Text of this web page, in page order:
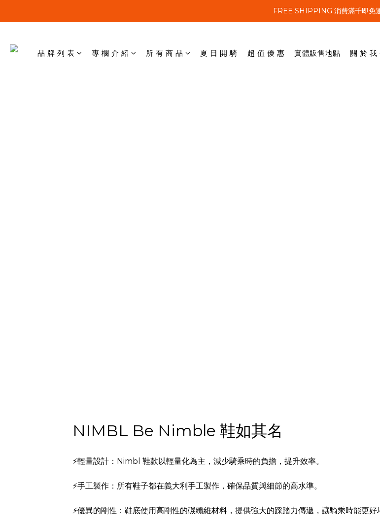
FREE SHIPPING 消費滿千即免
品 牌 列 表 專 欄 介 紹 所 有 商 品 夏 日 開 騎 超 值 優 惠 實體販售地點 關 於 我
NIMBL Be Nimble 鞋如其名
⚡️輕量設計：Nimbl 鞋款以輕量化為主，減少騎乘時的負擔，提升效率。
⚡️手工製作：所有鞋子都在義大利手工製作，確保品質與細節的高水準。
⚡️優異的剛性：鞋底使用高剛性的碳纖維材料，提供強大的踩踏力傳遞，讓騎乘時能更好